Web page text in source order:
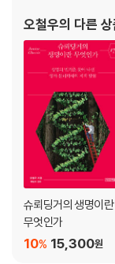
시나리오의 확장
한반도와 국제무대:
공식 무대 바깥의 공론
3장. 선체 파손형상과
선체의 파손형상
선체의 인양과 반응
파손형상과 흔적의 관
절단면 분석: 폭발의
컴퓨터 시뮬레이션
시뮬레이션: 미국 조사팀
시뮬레이션: 합조단 폭
산균이 지배하는 신
오철우의 다른 상
슈뢰딩거의 생명이란
무엇인가
15,300원
10%